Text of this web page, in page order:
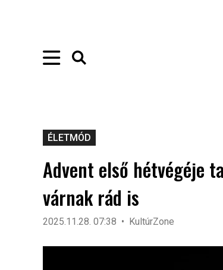
ÉLETMÓD
Advent első hétvégéje
várnak rád is
2025.11.28. 07:38 KultúrZone